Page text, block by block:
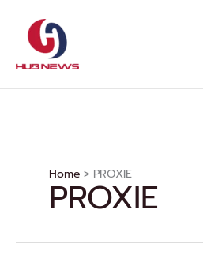
content
Home PROXIE
PROXIE